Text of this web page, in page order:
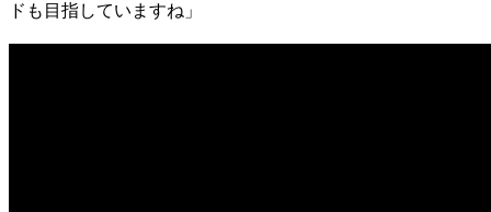
ドも目指していますね」